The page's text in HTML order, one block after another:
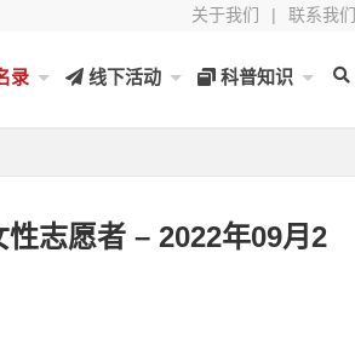
关于我们 | 联系我们
录 线下活动 科普知识
性志愿者 – 2022年09月2